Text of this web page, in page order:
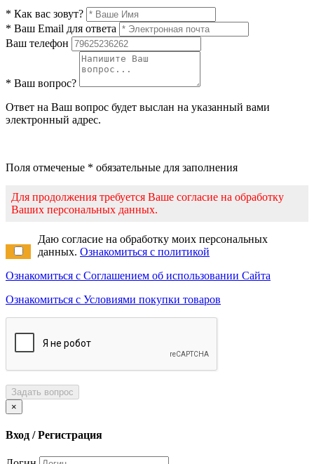
* Как вас зовут?
* Ваш Email для ответа
Ваш телефон
* Ваш вопрос?
Ответ на Ваш вопрос будет выслан на указанный вами
электронный адрес.
Поля отмеченые * обязательные для заполнения
Для продолжения требуется Ваше согласие на обработку
Ваших персональных данных.
Даю согласие на обработку моих персональных
данных. Ознакомиться с политикой
Ознакомиться с Соглашением об использовании Сайта
Ознакомиться с Условиями покупки товаров
Задать вопрос
×
Вход / Регистрация